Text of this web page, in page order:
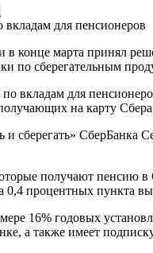
в конце марта принял
по сберегательным
вкладам для
на карту
и сберегать»
получают пенсию в
0,4 процентных пункта
16% годовых
а также имеет